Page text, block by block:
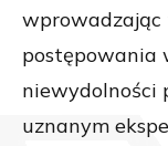
postępowania
niewydolności
uznanym